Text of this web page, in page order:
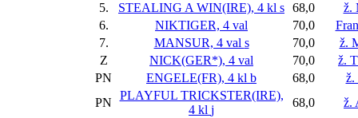
5.
STEALING A WIN(IRE), 4 kl s 68,0
ž.
6.
NIKTIGER, 4 val 70,0
7.
MANSUR, 4 val s 70,0
ž.
Z
NICK(GER*), 4 val 70,0
ž.
PN
ENGELE(FR), 4 kl b 68,0
ž.
PN
PLAYFUL TRICKSTER(IRE),
4 kl j
68,0
ž.